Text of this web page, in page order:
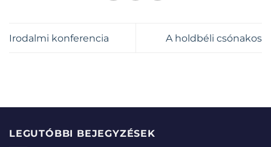
Irodalmi konferencia A holdbéli csónakos
LEGUTÓBBI BEJEGYZÉSEK